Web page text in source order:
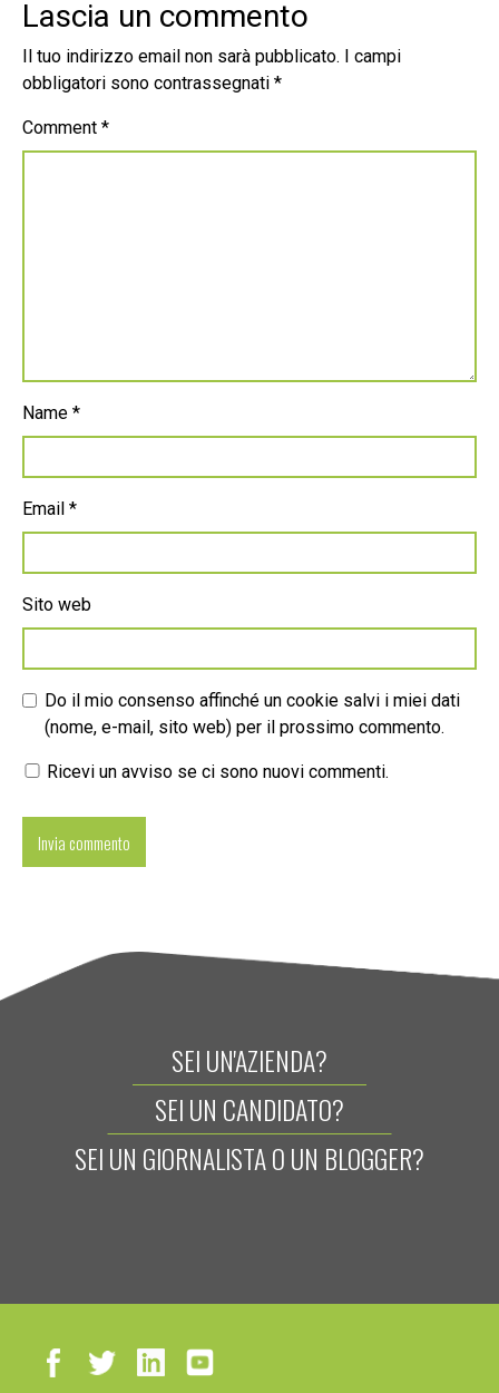
Lascia un commento
Il tuo indirizzo email non sarà pubblicato.
I campi
obbligatori sono contrassegnati *
Comment *
Name *
Email *
Sito web
Do il mio consenso affinché un cookie salvi i miei dati
(nome, e-mail, sito web) per il prossimo commento.
Ricevi un avviso se ci sono nuovi commenti.
SEI UN'AZIENDA?
SEI UN CANDIDATO?
SEI UN GIORNALISTA O UN BLOGGER?